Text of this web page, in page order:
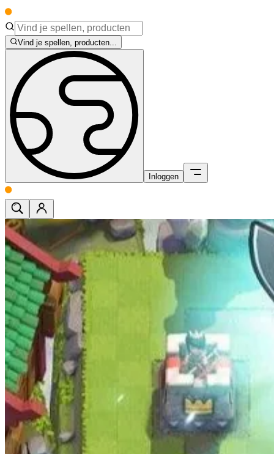
Vind je spellen, producten...
Inloggen